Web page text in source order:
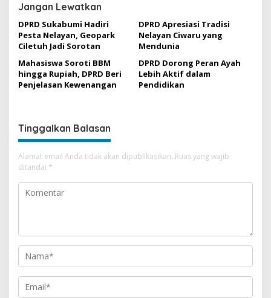
Jangan Lewatkan
DPRD Sukabumi Hadiri
Pesta Nelayan, Geopark
Ciletuh Jadi Sorotan
DPRD Apresiasi Tradisi
Nelayan Ciwaru yang
Mendunia
Mahasiswa Soroti BBM
hingga Rupiah, DPRD Beri
Penjelasan Kewenangan
DPRD Dorong Peran Ayah
Lebih Aktif dalam
Pendidikan
Tinggalkan Balasan
Alamat email Anda tidak akan dipublikasikan. Ruas yang wajib
ditandai *